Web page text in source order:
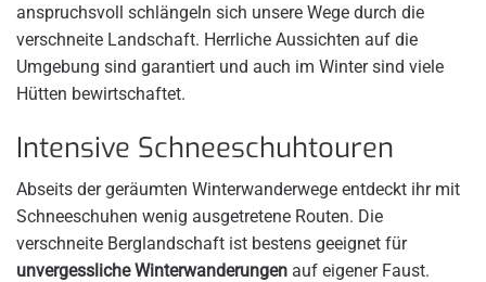
anspruchsvoll schlängeln sich unsere Wege durch die
verschneite Landschaft. Herrliche Aussichten auf die
Umgebung sind garantiert und auch im Winter sind viele
Hütten bewirtschaftet.
Intensive Schneeschuhtouren
Abseits der geräumten Winterwanderwege entdeckt ihr mit
Schneeschuhen wenig ausgetretene Routen. Die
verschneite Berglandschaft ist bestens geeignet für
unvergessliche Winterwanderungen auf eigener Faust.